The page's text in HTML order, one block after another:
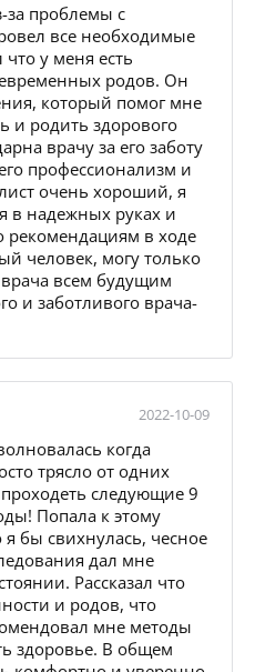
за проблемы с
все необходимые
у меня есть
родов. Он
который помог мне
и родить здорового
врачу за его заботу
профессионализм и
очень хороший, я
в надежных руках и
рекомендациям в ходе
человек, могу только
всем будущим
и заботливого врача-
2022-10-09
когда
трясло от одних
следующие 9
Попала к этому
я бы свихнулась, чесное
дал мне
Рассказал что
и родов, что
мне методы
здоровье. В общем